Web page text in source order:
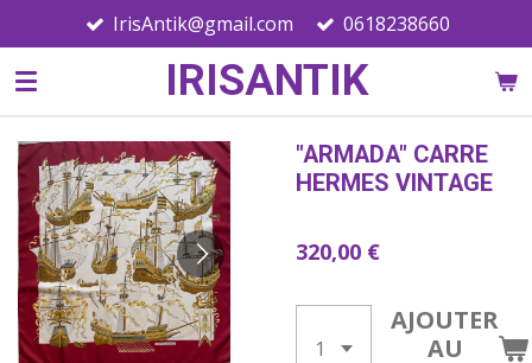
au
contenu
IRISANTIK
IrisAntik@gmail.com 0618238660
"ARMADA" CARRE
HERMES VINTAGE
320,00 €
AJOUTER
AU